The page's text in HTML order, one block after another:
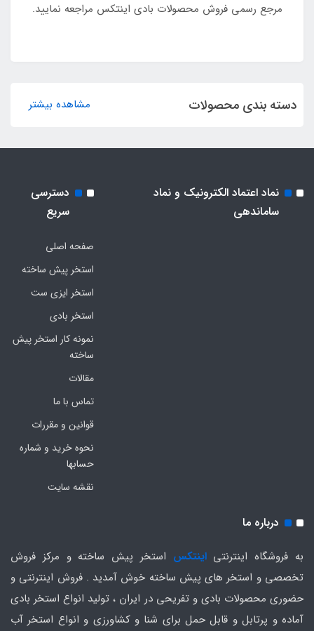
مرجع رسمی فروش محصولات بادی اینتکس مراجعه نمایید.
دسته بندی محصولات مشاهده بیشتر
نماد اعتماد الکترونیک و نماد
ساماندهی
دسترسی
سریع
صفحه اصلی
استخر پیش ساخته
استخر ایزی ست
استخر بادی
نمونه کار استخر پیش
ساخته
مقالات
تماس با ما
قوانین و مقررات
نحوه خرید و شماره
حسابها
نقشه سایت
درباره ما
به فروشگاه اینترنتیاینتکس استخر پیش ساخته و مرکز فروش
تخصصی و استخر های پیش ساخته خوش آمدید . فروش اینترنتی و
حضوری محصولات بادی و تفریحی در ایران ، تولید انواع استخر بادی
آماده و پرتابل و قابل حمل برای شنا و کشاورزی و انواع استخر آب